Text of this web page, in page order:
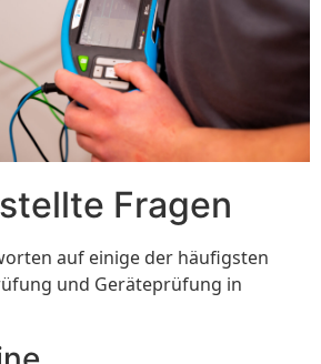
Fragen
auf einige der häufigsten
und Geräteprüfung in